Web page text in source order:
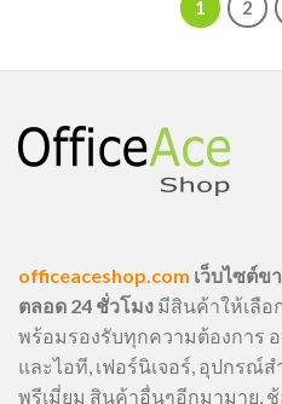
1 2
officeaceshop.com เว็บไซต์ข
ตลอด 24 ชั่วโมง มีสินค้าให้เลือ
พร้อมรองรับทุกความต้องการ
และไอที, เฟอร์นิเจอร์, อุปกรณ์
พรีเมี่ยม สินค้าอื่นๆอีกมามาย,